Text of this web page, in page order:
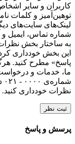
کاربران و سایر
توهین‌آمیز و کلمات
لینک‌های سایت‌های
شماره تماس، ایمیل و
به ساختار بخش
این بخش خودداری
پاسخ» مطرح کنید.
نظرات خودداری کنید.
ثبت نظر
پرسش و پاسخ